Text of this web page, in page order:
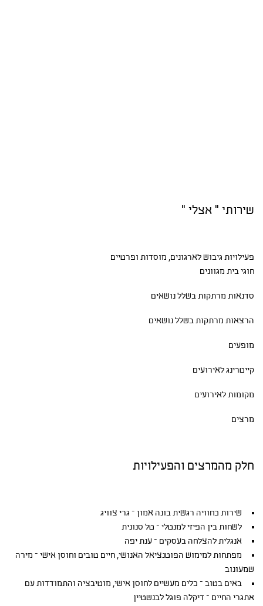
שירותי " אצלי "
פעילויות גיבושלארגונים, מוסדות ופרטיים
חוגי בית מגוונים
סדנאות מרתקות בשלל נושאים
הרצאות מרתקות בשלל נושאים
מופעים
קייטרינג לאירועים
מקומות לאירועים
מרצים
חלק מהמרצים והפעילויות
שירות כחוויה רגשית בונה אמון – גרי צוויג
לשחות בין הפיזי למנטלי – טל סנונית
אנגלית להצלחה בעסקים – ענת יפה
מפתחות למימוש הפוטנציאל האנושי, חיים טובים וחוסן אישי – מירה
שמעונוב
באים בטוב – כלים מעשיים לחוסן אישי, מוטיבציה והתמודדות עם
אתגרי החיים – דיקלה פוגל לבנשטיין